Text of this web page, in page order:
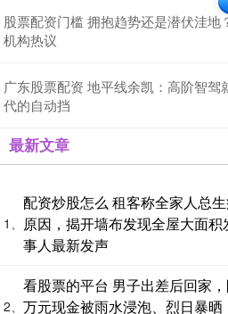
股票配资门槛 拥抱趋势还是潜伏洼地
机构热议
广东股票配资 地平线余凯：高阶智驾
代的自动挡
最新文章
1、
配资炒股怎么 租客称全家人总
原因，揭开墙布发现全屋大面积
事人最新发声
2、
看股票的平台 男子出差后回家
万元现金被雨水浸泡、烈日暴晒